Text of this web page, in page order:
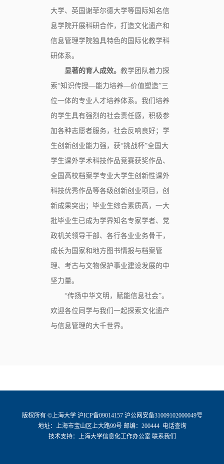
大学、英国谢菲尔德大学等国际知名信
息学院开展科研合作，打造文化遗产和
信息管理学院独具特色的国际化教学科
研体系。
显著的育人成效。 教学团队着力探
索“知识传授—能力培养—价值塑造”三
位一体的专业人才培养体系。我们培养
的学生具有强烈的社会责任感，积极参
加各种志愿者服务，社会反响良好；学
生创新创业能力强，获“挑战杯”全国大
学生课外学术科技作品竞赛获奖作品、
全国高校档案学专业大学生创新性课外
科技优秀作品等各级创新创业项目，创
新成果突出；毕业生综合素质高，一大
批毕业生已成为学界知名专家学者、党
政机关领导干部、各行各业业务骨干，
成长为国家和地方图书情报与档案管
理、考古与文物保护事业建设发展的中
坚力量。
“传扬中华文明，赋能信息社会”。
欢迎各位同学与我们一起探索文化遗产
与信息管理的大千世界。
版权所有 ©上海大学 沪ICP备09014157 沪公网安备31009102000049号
地址：上海市宝山区上大路99号 邮编：200444 电话查询
技术支持：
上海大学信息化工作办公室 联系我们